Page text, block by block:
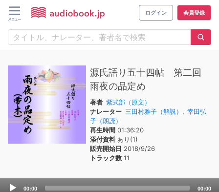
ログイン 会員登録
源氏語り五十四帖 第二回
雨夜の品定め
著者 紫式部（原文）
ナレーター 三田村雅子（解説） , 幸田弘
子（朗読）
再生時間 01:36:20
添付資料あり(1)
販売開始日 2018/9/26
トラック数 11
Audio
00:00 00:00